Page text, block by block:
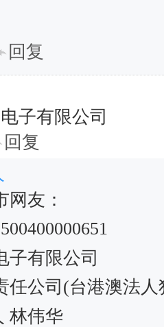
回复
子有限公司
回复
网友：
子有限公司
任公司(台港澳法
林伟华